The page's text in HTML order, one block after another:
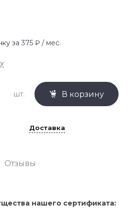
за 375 ₽ / мес.
шт. В корзину
Доставка
Отзывы
нашего сертификата: